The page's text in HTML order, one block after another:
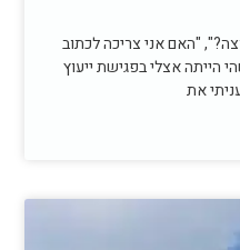
"האם אני צריכה לכתוב
הייתה אצלי בפגישת ייעוץ
את